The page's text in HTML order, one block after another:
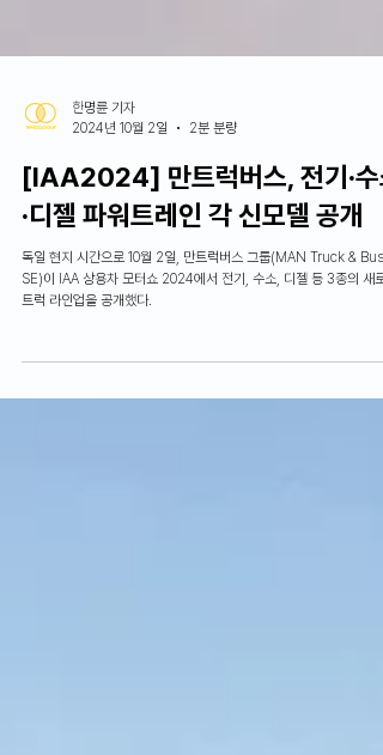
한명륜 기자
2024년 10월 2일
2분 분량
[IAA2024] 만트럭버스, 전기∙수
∙디젤 파워트레인 각 신모델 공개
SE)이 IAA 상용차 모터쇼 2024에서 전기, 수소, 디젤 등 3종의 새로